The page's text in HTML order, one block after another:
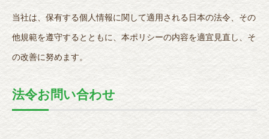
当社は、保有する個人情報に関して適用される日本の法令、その
他規範を遵守するとともに、本ポリシーの内容を適宜見直し、そ
の改善に努めます。
法令お問い合わせ